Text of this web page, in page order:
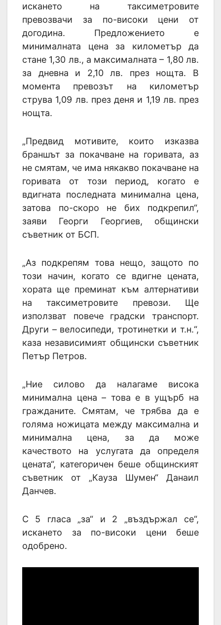
искането на таксиметровите
превозвачи за по-високи цени от
догодина. Предложението е
минималната цена за километър да
стане 1,30 лв., а максималната – 1,80 лв.
за дневна и 2,10 лв. през нощта. В
момента превозът на километър
струва 1,09 лв. през деня и 1,19 лв. през
нощта.
„Предвид мотивите, които изказва
браншът за покачване на горивата, аз
не смятам, че има някакво покачване на
горивата от този период, когато е
вдигната последната минимална цена,
затова по-скоро не бих подкрепил“,
заяви Георги Георгиев, общински
съветник от БСП.
„Аз подкрепям това нещо, защото по
този начин, когато се вдигне цената,
хората ще преминат към алтернативи
на таксиметровите превози. Ще
използват повече градски транспорт.
Други – велосипеди, тротинетки и т.н.“,
каза независимият общински съветник
Петър Петров.
„Ние силово да налагаме висока
минимална цена – това е в ущърб на
гражданите. Смятам, че трябва да е
голяма ножицата между максимална и
минимална цена, за да може
качеството на услугата да определя
цената“, категоричен беше общинският
съветник от „Кауза Шумен“ Данаил
Данчев.
С 5 гласа „за“ и 2 „въздържал се“,
искането за по-високи цени беше
одобрено.